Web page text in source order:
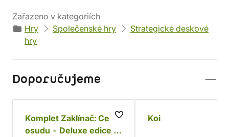
Zařazeno v kategoriích
Hry
Společenské hry
Strategické deskové
hry
Doporučujeme
Komplet Zaklínač: Cesta
osudu - Deluxe edice s
Koi